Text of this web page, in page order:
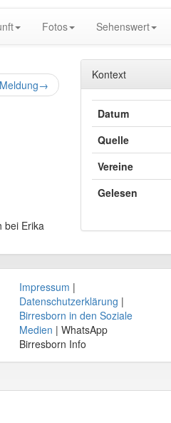
Fotos Sehenswert
→
bei Erika
Kontext
Datum
Quelle
Vereine
Gelesen
Impressum |
Datenschutzerklärung |
Birresborn in den Soziale
Medien | WhatsApp
Birresborn Info